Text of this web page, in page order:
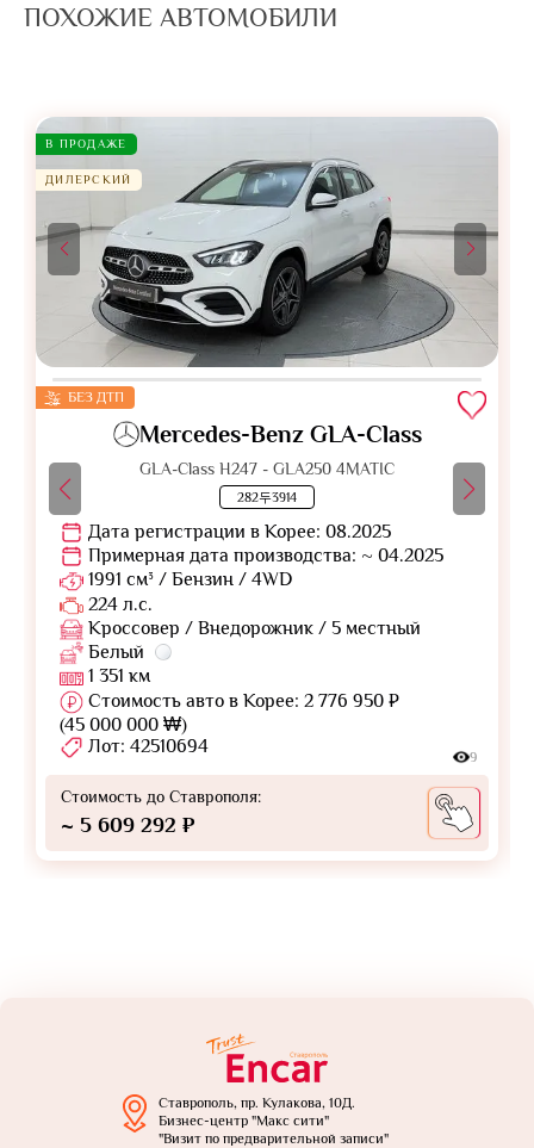
ПОХОЖИЕ АВТОМОБИЛИ
В ПРОДАЖЕ
ДИЛЕРСКИЙ
БЕЗ ДТП
Mercedes-Benz GLA-Class
GLA-Class H247 - GLA250 4MATIC
282두3914
Дата регистрации в Корее: 08.2025
Примерная дата производства: ~ 04.2025
1991 см³ / Бензин / 4WD
224 л.с.
Кроссовер / Внедорожник / 5 местный
Белый
1 351 км
Стоимость авто в Корее: 2 776 950 ₽
(45 000 000 ₩)
Лот: 42510694
9
Стоимость до Ставрополя:
~ 5 609 292 ₽
Ставрополь, пр. Кулакова, 10Д.
Бизнес-центр "Макс сити"
"Визит по предварительной записи"